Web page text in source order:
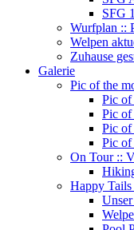
SFG
Wurfplan ::
Welpen
Zuhause
Galerie
Pic of the
Pic of
Pic of
Pic of
Pic of
On Tour ::
Happy